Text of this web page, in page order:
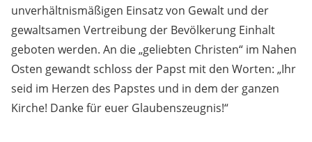
unverhältnismäßigen Einsatz von Gewalt und der
gewaltsamen Vertreibung der Bevölkerung Einhalt
geboten werden. An die „geliebten Christen“ im Nahen
Osten gewandt schloss der Papst mit den Worten: „Ihr
seid im Herzen des Papstes und in dem der ganzen
Kirche! Danke für euer Glaubenszeugnis!“